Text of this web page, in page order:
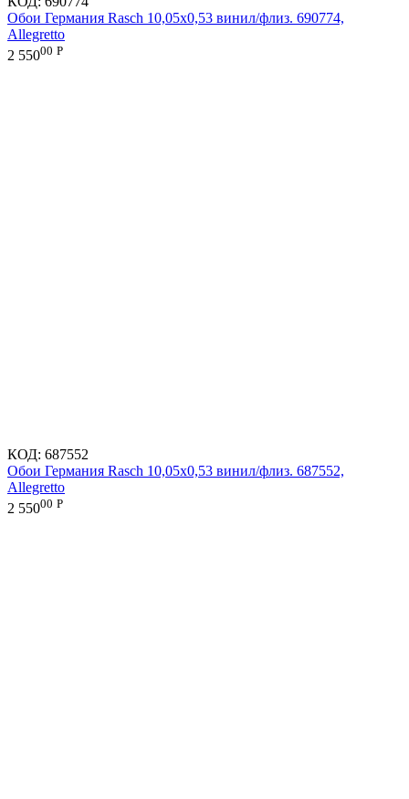
Обои Германия Rasch 10,05x0,53 винил/флиз. 690774,
Allegretto
2 55000 Р
КОД: 687552
Обои Германия Rasch 10,05x0,53 винил/флиз. 687552,
Allegretto
2 55000 Р